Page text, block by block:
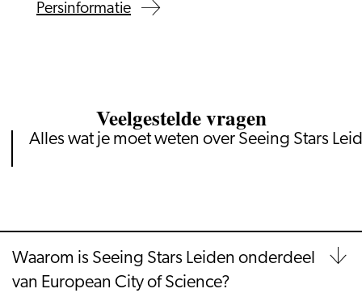
Persinformatie
Veelgestelde vragen
Alles wat je moet weten over Seeing Stars
Waarom is Seeing Stars Leiden onderdeel
van European City of Science?